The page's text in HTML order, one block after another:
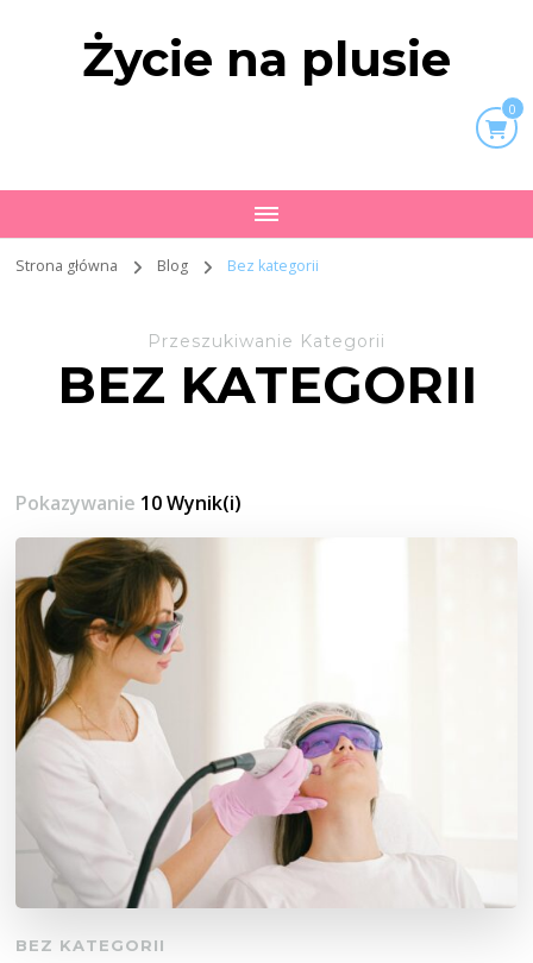
Życie na plusie
0
Strona główna Blog Bez kategorii
Przeszukiwanie Kategorii
BEZ KATEGORII
Pokazywanie 10 Wynik(i)
BEZ KATEGORII